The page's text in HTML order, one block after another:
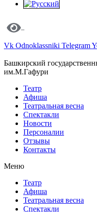
Vk Odnoklassniki Telegram
Башкирский
им.М.Гафури
Театр
Афиша
Театральная весна
Спектакли
Новости
Персоналии
Отзывы
Контакты
Меню
Театр
Афиша
Театральная весна
Спектакли